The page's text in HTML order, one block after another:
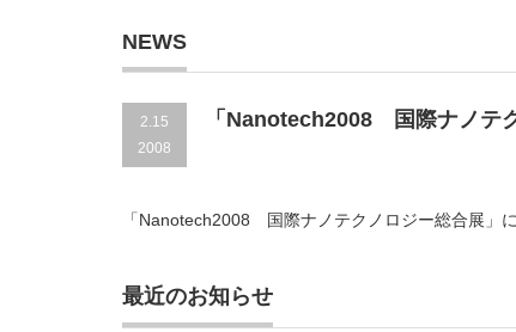
NEWS
2.15
2008
「Nanotech2008 国際ナノテ
「Nanotech2008 国際ナノテクノロジー総合展」
最近のお知らせ